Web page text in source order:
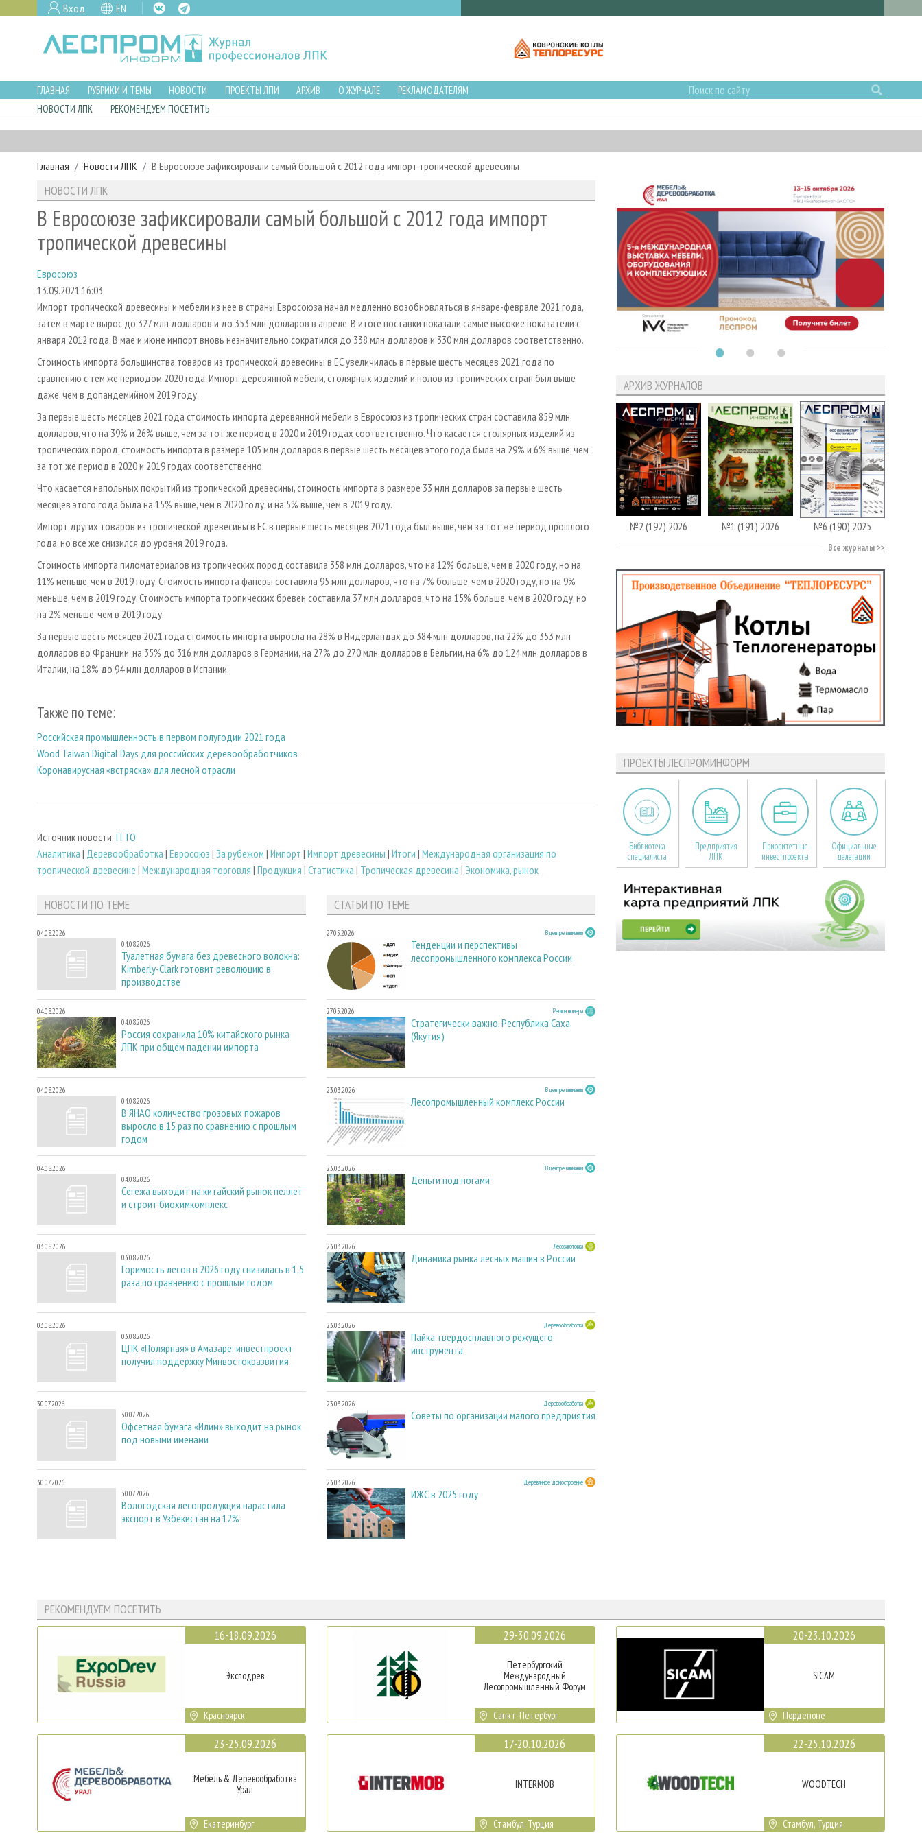
Вход EN
ГЛАВНАЯ РУБРИКИ И ТЕМЫ НОВОСТИ ПРОЕКТЫ ЛПИ АРХИВ О ЖУРНАЛЕ
РЕКЛАМОДАТЕЛЯМ
НОВОСТИ ЛПК
РЕКОМЕНДУЕМ ПОСЕТИТЬ
Главная Новости ЛПК В Евросоюзе зафиксировали самый большой с 2012 года импорт тропической древесины
НОВОСТИ ЛПК
В Евросоюзе зафиксировали самый большой с 2012 года импорт
тропической древесины
Евросоюз
13.09.2021 16:03
Импорт тропической древесины и мебели из нее в страны Евросоюза начал медленно возобновляться в январе-феврале 2021 года,
затем в марте вырос до 327 млн долларов и до 353 млн долларов в апреле. В итоге поставки показали самые высокие показатели с
января 2012 года. В мае и июне импорт вновь незначительно сократился до 338 млн долларов и 330 млн долларов соответственно.
Стоимость импорта большинства товаров из тропической древесины в ЕС увеличилась в первые шесть месяцев 2021 года по
сравнению с тем же периодом 2020 года. Импорт деревянной мебели, столярных изделий и полов из тропических стран был выше
даже, чем в допандемийном 2019 году.
За первые шесть месяцев 2021 года стоимость импорта деревянной мебели в Евросоюз из тропических стран составила 859 млн
долларов, что на 39% и 26% выше, чем за тот же период в 2020 и 2019 годах соответственно. Что касается столярных изделий из
тропических пород, стоимость импорта в размере 105 млн долларов в первые шесть месяцев этого года была на 29% и 6% выше, чем
за тот же период в 2020 и 2019 годах соответственно.
Что касается напольных покрытий из тропической древесины, стоимость импорта в размере 33 млн долларов за первые шесть
месяцев этого года была на 15% выше, чем в 2020 году, и на 5% выше, чем в 2019 году.
Импорт других товаров из тропической древесины в ЕС в первые шесть месяцев 2021 года был выше, чем за тот же период прошлого
года, но все же снизился до уровня 2019 года.
Стоимость импорта пиломатериалов из тропических пород составила 358 млн долларов, что на 12% больше, чем в 2020 году, но на
11% меньше, чем в 2019 году. Стоимость импорта фанеры составила 95 млн долларов, что на 7% больше, чем в 2020 году, но на 9%
меньше, чем в 2019 году. Стоимость импорта тропических бревен составила 37 млн долларов, что на 15% больше, чем в 2020 году, но
на 2% меньше, чем в 2019 году.
За первые шесть месяцев 2021 года стоимость импорта выросла на 28% в Нидерландах до 384 млн долларов, на 22% до 353 млн
долларов во Франции, на 35% до 316 млн долларов в Германии, на 27% до 270 млн долларов в Бельгии, на 6% до 124 млн долларов в
Италии, на 18% до 94 млн долларов в Испании.
Также по теме:
Российская промышленность в первом полугодии 2021 года
Wood Taiwan Digital Days для российских деревообработчиков
Коронавирусная «встряска» для лесной отрасли
Источник новости: ITTO
Аналитика | Деревообработка | Евросоюз | За рубежом | Импорт | Импорт древесины | Итоги | Международная организация по
тропической древесине | Международная торговля | Продукция | Статистика | Тропическая древесина | Экономика, рынок
НОВОСТИ ПО ТЕМЕ
04.08.2026
04.08.2026
Туалетная бумага без древесного волокна:
Kimberly-Clark готовит революцию в
производстве
04.08.2026
04.08.2026
Россия сохранила 10% китайского рынка
ЛПК при общем падении импорта
04.08.2026
04.08.2026
В ЯНАО количество грозовых пожаров
выросло в 15 раз по сравнению с прошлым
годом
04.08.2026
04.08.2026
Сегежа выходит на китайский рынок пеллет
и строит биохимкомплекс
03.08.2026
03.08.2026
Горимость лесов в 2026 году снизилась в 1,5
раза по сравнению с прошлым годом
03.08.2026
03.08.2026
ЦПК «Полярная» в Амазаре: инвестпроект
получил поддержку Минвостокразвития
30.07.2026
30.07.2026
Офсетная бумага «Илим» выходит на рынок
под новыми именами
30.07.2026
30.07.2026
Вологодская лесопродукция нарастила
экспорт в Узбекистан на 12%
СТАТЬИ ПО ТЕМЕ
27.05.2026 В центре внимания
Тенденции и перспективы
лесопромышленного комплекса России
27.05.2026 Регион номера
Стратегически важно. Республика Саха
(Якутия)
23.03.2026 В центре внимания
Лесопромышленный комплекс России
23.03.2026 В центре внимания
Деньги под ногами
23.03.2026 Лесозаготовка
Динамика рынка лесных машин в России
23.03.2026 Деревообработка
Пайка твердосплавного режущего
инструмента
23.03.2026 Деревообработка
Советы по организации малого предприятия
23.03.2026 Деревянное домостроение
ИЖС в 2025 году
АРХИВ ЖУРНАЛОВ
№2 (192) 2026 №1 (191) 2026 №6 (190) 2025
Все журналы
ПРОЕКТЫ ЛЕСПРОМИНФОРМ
Библиотека
специалиста
Предприятия
ЛПК
Приоритетные
инвестпроекты
Официальные
делегации
РЕКОМЕНДУЕМ ПОСЕТИТЬ
16-18.09.2026
Эксподрев
Красноярск
23-25.09.2026
Мебель & Деревообработка
Урал
Екатеринбург
29-30.09.2026
Петербургский
Международный
Лесопромышленный Форум
Санкт-Петербург
17-20.10.2026
INTERMOB
Стамбул, Турция
20-23.10.2026
SICAM
Порденоне
22-25.10.2026
WOODTECH
Стамбул, Турция